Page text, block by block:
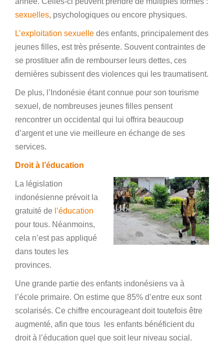
sexuelles, psychologiques ou encore physiques.
L’exploitation sexuelle des enfants, principalement des
jeunes filles, est très présente. Souvent contraintes de
se prostituer afin de rembourser leurs dettes, ces
dernières subissent des violences qui les traumatisent.
De plus, l’Indonésie étant connue pour son tourisme
sexuel, de nombreuses jeunes filles pensent
rencontrer un occidental qui lui offrira beaucoup
d’argent et une vie meilleure en échange de ses
services.
Droit à l’éducation
La législation
indonésienne prévoit la
gratuité de l’éducation
pour tous. Néanmoins,
cela n’est pas appliqué
dans toutes les
provinces.
Une grande partie des enfants indonésiens va à
l’école primaire. On estime que 85% d’entre eux sont
scolarisés. Ce chiffre encourageant doit toutefois être
augmenté, afin que tous les enfants bénéficient du
droit à l’éducation quel que soit leur niveau social.